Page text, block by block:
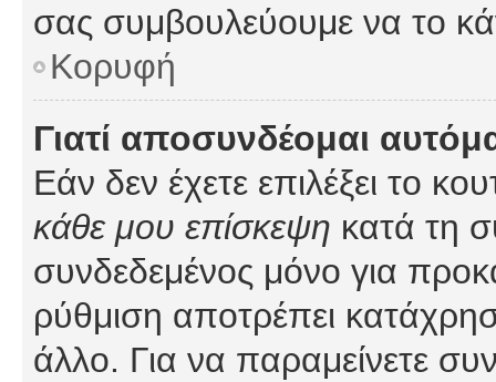
σας συμβουλεύουμε να το
Κορυφή
Γιατί αποσυνδέομαι
Εάν δεν έχετε επιλέξει το
κάθε μου επίσκεψη κατά τη
συνδεδεμένος μόνο για
ρύθμιση αποτρέπει
άλλο. Για να παραμείνετε